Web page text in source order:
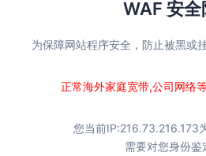
WAF 安
为保障网站程序安全，防止被黑或
正常海外家庭宽带,公司网络
您当前IP:216.73.216.173
需要对您身份鉴